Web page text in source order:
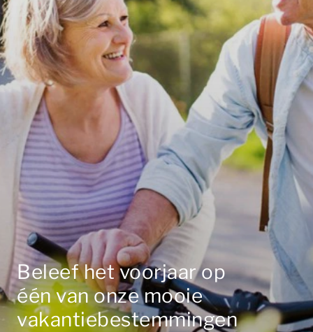
Beleef het voorjaar op
één van onze mooie
vakantiebestemmingen